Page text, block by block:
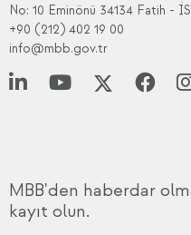
No: 10 Eminönü 34134 Fatih -
+90 (212) 402 19 00
info@mbb.gov.tr
MBB'den haberdar
kayıt olun.